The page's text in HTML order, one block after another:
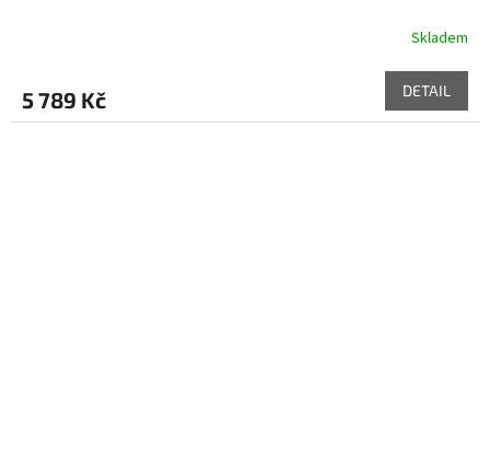
Skladem
5 789 Kč DETAIL